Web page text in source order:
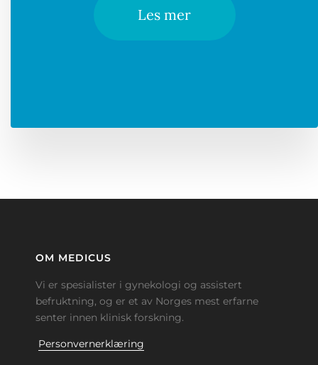
Les mer
OM MEDICUS
Vi er spesialister i gynekologi og assistert
befruktning, og er et av Norges mest erfarne
senter innen klinisk forskning.
Personvernerklæring